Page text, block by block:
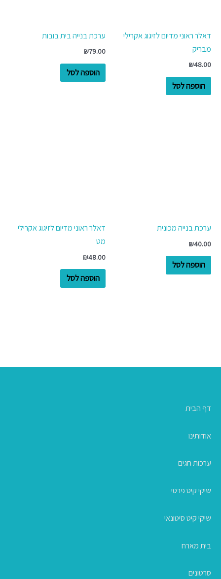
דאלר ראוני מדיום לזיגוג אקרילי
מבריק
₪48.00
הוספה לסל
ערכת בנייה בית בובות
₪79.00
הוספה לסל
ערכת בנייה מכונית
₪40.00
הוספה לסל
דאלר ראוני מדיום לזיגוג אקרילי
מט
₪48.00
הוספה לסל
דף הבית
אודותינו
ערכות חגים
שיקי קיט פרטי
שיקי קיט סיטונאי
בית מארח
סרטונים